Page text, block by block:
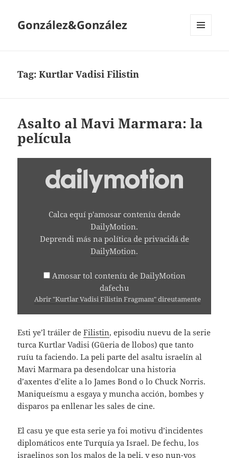
González&González
Tag:Kurtlar Vadisi Filistin
Asalto al Mavi Marmara: la
película
DAILYMOTIONCalca equí p'amosar conteníu dende
DailyMotion.
Deprendi más na política de privacidá de
DailyMotion.
Amosar tol conteníu de DailyMotion
dafechu
Abrir "Kurtlar Vadisi Filistin Fragmanı" direutamente
Esti ye’l tráiler deFilistin, episodiu nuevu de la serie
turca Kurtlar Vadisi (Güeria de llobos) que tanto
ruíu ta faciendo. La peli parte del asaltu israelín al
Mavi Marmara pa desendolcar una historia
d’axentes d’elite a lo James Bond o lo Chuck Norris.
Maniqueísmu a esgaya y muncha acción, bombes y
disparos pa enllenar les sales de cine.
El casu ye que esta serie ya foi motivu d’incidentes
diplomáticos ente Turquía ya Israel. De fechu, los
israelinos son los malos de la peli, y eso nun-yos